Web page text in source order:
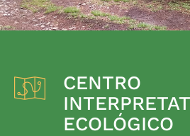
CENTRO
ECOLÓGICO